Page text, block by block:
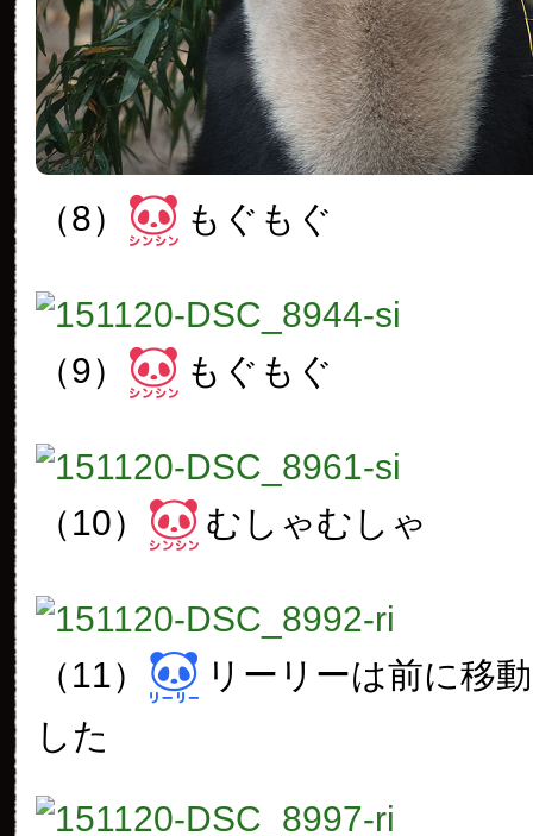
（8） もぐもぐ
（9） もぐもぐ
（10） むしゃむしゃ
（11）
リーリーは前に移
した